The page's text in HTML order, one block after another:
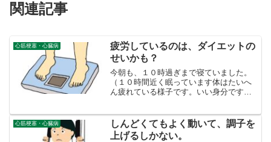
関連記事
心筋梗塞・心臓病
疲労しているのは、ダイエットの
せいかも？
今朝も、１０時過ぎまで寝ていました。
（１０時間近く眠っています体はたいへ
ん疲れている様子です。いい身分ですね
いますが、最近いよいよ６７㎏台に近づ
いています。もしかすると...
心筋梗塞・心臓病
しんどくてもよく動いて、調子を
上げるしかない。